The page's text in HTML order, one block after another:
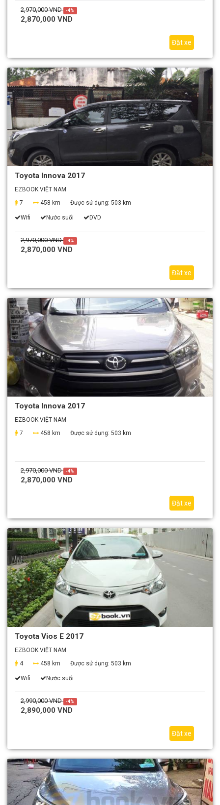
2,970,000 VND -4%
2,870,000 VND
Đặt xe
Toyota Innova 2017
EZBOOK VIỆT NAM
7
458 km Được sử dụng: 503 km
Wifi Nước suối DVD
2,970,000 VND -4%
2,870,000 VND
Đặt xe
Toyota Innova 2017
EZBOOK VIỆT NAM
7
458 km Được sử dụng: 503 km
2,970,000 VND -4%
2,870,000 VND
Đặt xe
Toyota Vios E 2017
EZBOOK VIỆT NAM
4
458 km Được sử dụng: 503 km
Wifi Nước suối
2,990,000 VND -4%
2,890,000 VND
Đặt xe